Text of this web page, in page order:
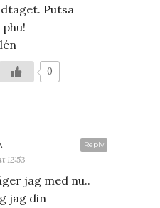
Putsa
0
Reply
12:53
jag med nu..
jag din